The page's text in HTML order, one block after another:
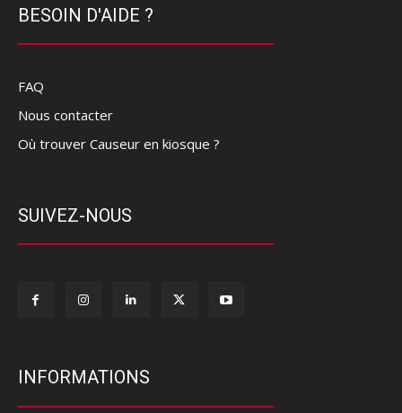
BESOIN D'AIDE ?
FAQ
Nous contacter
Où trouver Causeur en kiosque ?
SUIVEZ-NOUS
INFORMATIONS